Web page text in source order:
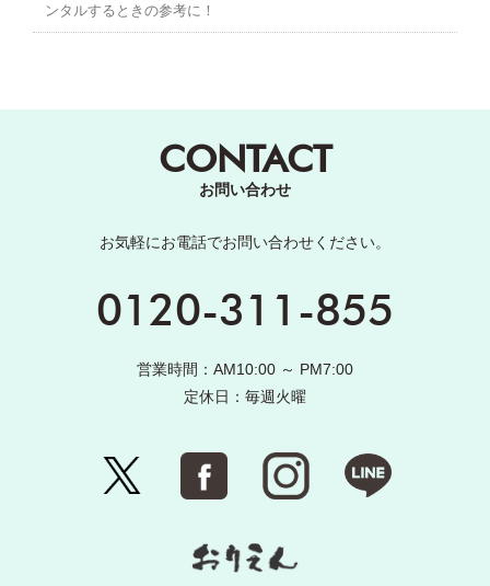
ンタルするときの参考に！
CONTACT
お問い合わせ
お気軽にお電話でお問い合わせください。
0120-311-855
営業時間：AM10:00 ～ PM7:00
定休日：毎週火曜